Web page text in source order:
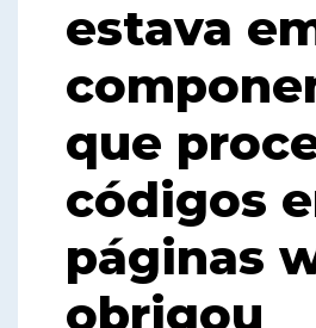
estava
que
códigos
páginas
obrigou